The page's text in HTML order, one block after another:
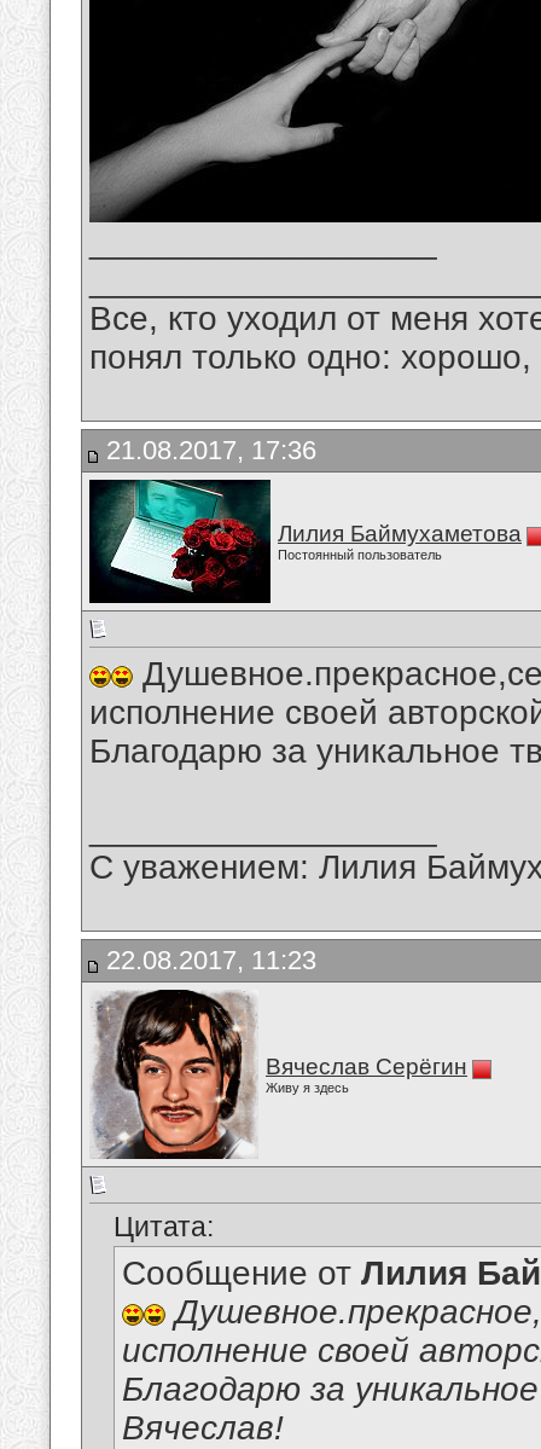
Все, кто уходил от меня
понял только одно:
21.08.2017, 17:36
Лилия Баймухаметова
Постоянный пользователь
исполнение своей
Благодарю за уникальное
С уважением: Лилия
22.08.2017, 11:23
Вячеслав Серёгин
Живу я здесь
Цитата:
Сообщение от Лилия
исполнение своей
Благодарю за
Вячеслав!